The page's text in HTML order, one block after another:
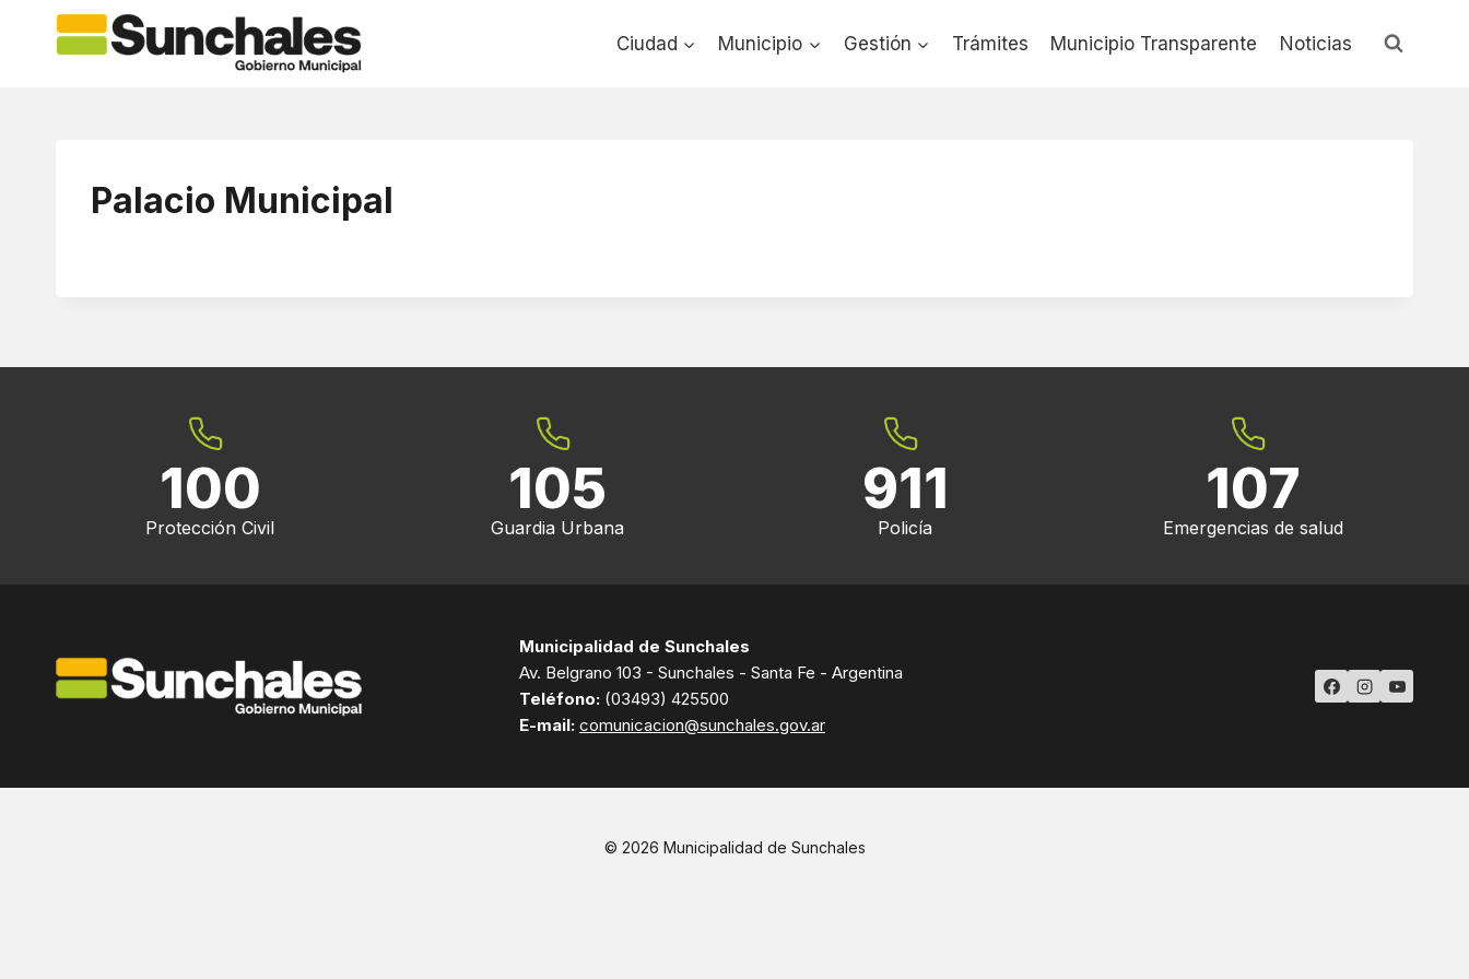
Ciudad Municipio Gestión Trámites Municipio Transparente Noticias
Palacio Municipal
100
Protección Civil
105
Guardia Urbana
911
Policía
107
Emergencias de salud
Municipalidad de Sunchales
Av. Belgrano 103 - Sunchales - Santa Fe - Argentina
Teléfono: (03493) 425500
E-mail: comunicacion@sunchales.gov.ar
© 2026 Municipalidad de Sunchales